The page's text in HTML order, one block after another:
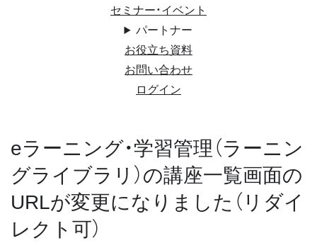
セミナー・イベント
パートナー
お役立ち資料
お問い合わせ
ログイン
eラーニング・学習管理（ラーニン
グライブラリ）の講座一覧画面の
URLが変更になりました（リダイ
レクト可）